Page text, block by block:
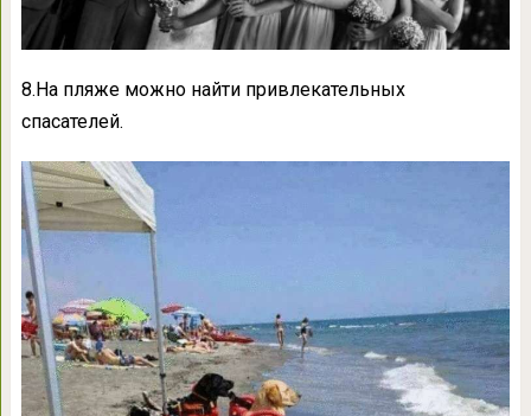
8.На пляже можно найти привлекательных
спасателей.